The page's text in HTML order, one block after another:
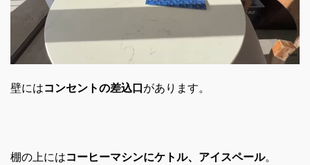
壁にはコンセントの差込口 があります。
棚の上にはコーヒーマシンにケトル、アイスペール。